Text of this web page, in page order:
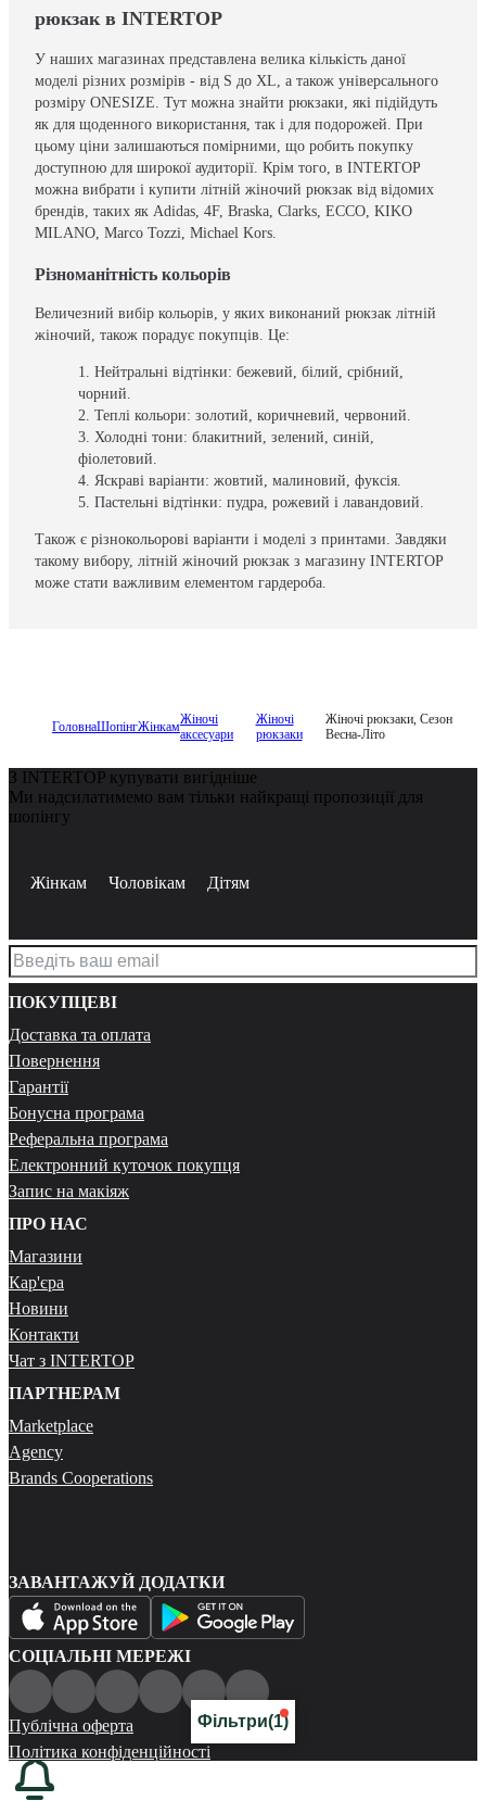
рюкзак в INTERTOP
У наших магазинах представлена велика кількість даної
моделі різних розмірів - від S до XL, а також універсального
розміру ONESIZE. Тут можна знайти рюкзаки, які підійдуть
як для щоденного використання, так і для подорожей. При
цьому ціни залишаються помірними, що робить покупку
доступною для широкої аудиторії. Крім того, в INTERTOP
можна вибрати і купити літній жіночий рюкзак від відомих
брендів, таких як Adidas, 4F, Braska, Clarks, ECCO, KIKO
MILANO, Marco Tozzi, Michael Kors.
Різноманітність кольорів
Величезний вибір кольорів, у яких виконаний рюкзак літній
жіночий, також порадує покупців. Це:
Нейтральні відтінки: бежевий, білий, срібний,
чорний.
Теплі кольори: золотий, коричневий, червоний.
Холодні тони: блакитний, зелений, синій,
фіолетовий.
Яскраві варіанти: жовтий, малиновий, фуксія.
Пастельні відтінки: пудра, рожевий і лавандовий.
Також є різнокольорові варіанти і моделі з принтами. Завдяки
такому вибору, літній жіночий рюкзак з магазину INTERTOP
може стати важливим елементом гардероба.
ГоловнаШопінгЖінкамЖіночі
аксесуари
Жіночі
рюкзаки
Жіночі рюкзаки, Сезон
Весна-Літо
Фільтри(1)
З INTERTOP купувати вигідніше
Ми надсилатимемо вам тільки найкращі пропозиції для
шопінгу
Жінкам Чоловікам Дітям
ПОКУПЦЕВІ
Доставка та оплата
Повернення
Гарантії
Бонусна програма
Реферальна програма
Електронний куточок покупця
Запис на макіяж
ПРО НАС
Магазини
Кар'єра
Новини
Контакти
Чат з INTERTOP
ПАРТНЕРАМ
Marketplace
Agency
Brands Cooperations
ЗАВАНТАЖУЙ ДОДАТКИ
СОЦІАЛЬНІ МЕРЕЖІ
Публічна оферта
Політика конфіденційності
Карта сайту